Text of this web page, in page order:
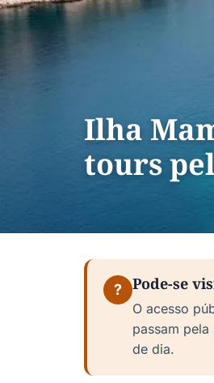
Ilha
tours
? Pode-se
O acesso
passam
de dia.